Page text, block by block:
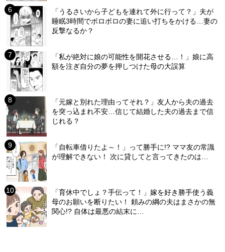
「うるさいから子どもを連れて外に行って？」夫が
睡眠3時間でボロボロの妻に追い打ちをかける…妻の
反撃なるか？
「私が絶対に娘の可能性を開花させる…！」娘に高
額を注ぎ自分の夢を押しつけた母の大誤算
「元嫁と別れた理由ってそれ？」友人から夫の過去
を突っ込まれ不安…信じて結婚した夫の過去まで信
じれる？
「自転車借りたよ～！」って勝手に!? ママ友の常識
が理解できない！ 次に貸してと言ってきたのは…
「育休中でしょ？手伝って！」嫁を好き勝手使う義
母のお願いを断りたい！ 頼みの綱の夫はまさかの無
関心!? 自体は最悪の結末に…